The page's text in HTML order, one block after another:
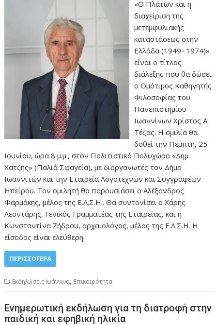
«Ο Πλάτων και η
διαχείριση της
μετεμφυλιακής
καταστάσεως στην
Ελλάδα (1949- 1974)»
είναι ο τίτλος
διάλεξης που θα δώσει
ο Ομότιμος Καθηγητής
Φιλοσοφίας του
Πανεπιστημίου
Ιωαννίνων Χρίστος Α.
Τέζας. Η ομιλία θα
δοθεί την Πέμπτη, 25
Ιουνίου, ώρα 8 μ.μ., στον Πολιτιστικό Πολυχώρο «Δημ.
Χατζής» (Παλιά Σφαγεία), με διοργανωτές τον Δήμο
Ιωαννιτών και την Εταιρεία Λογοτεχνών και Συγγραφέων
Ηπείρου. Τον ομιλητή θα παρουσιάσει ο Αλέξανδρος
Φαρμάκης, μέλος της Ε.Λ.Σ.Η.. Θα συντονίσει ο Χάρης
Λεοντάρης, Γενικός Γραμματέας της Εταιρείας, και η
Κωνσταντίνα Ζήδρου, αρχαιολόγος, μέλος της Ε.Λ.Σ.Η. Η
είσοδος είναι ελεύθερη.
ΠΕΡΙΣΣΌΤΕΡΑ
Εκδηλώσεις Ιωάννινα, Επικαιρότητα
Ενημερωτική εκδήλωση για τη διατροφή στην
παιδική και εφηβική ηλικία